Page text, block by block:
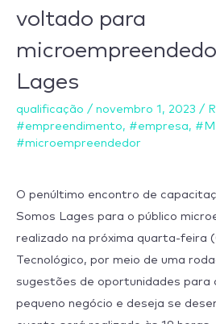
voltado para
Lages
qualificação / novembro 1, 2023 /
#empreendimento, #empresa,
#microempreendedor
O penúltimo encontro de
Somos Lages para o público
realizado na próxima quarta-feira
Tecnológico, por meio de uma
sugestões de oportunidades para
pequeno negócio e deseja se
o
penúltimo
do
Programa
Somos
para
microempreendedores
de
Lages